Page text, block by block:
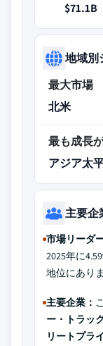
$71.1B
地域別
最大市場
北米
最も成長
アジア太
主要企
市場リーダ
2025年に
地位にありま
主要企業：
ー・トラッ
リートプラ